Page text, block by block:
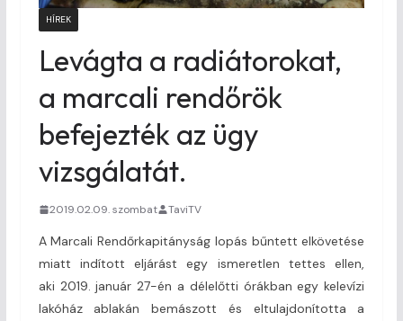
HÍREK
Levágta a radiátorokat,
a marcali rendőrök
befejezték az ügy
vizsgálatát.
2019.02.09. szombat TaviTV
A Marcali Rendőrkapitányság lopás bűntett elkövetése
miatt indított eljárást egy ismeretlen tettes ellen,
aki 2019. január 27-én a délelőtti órákban egy kelevízi
lakóház ablakán bemászott és eltulajdonította a